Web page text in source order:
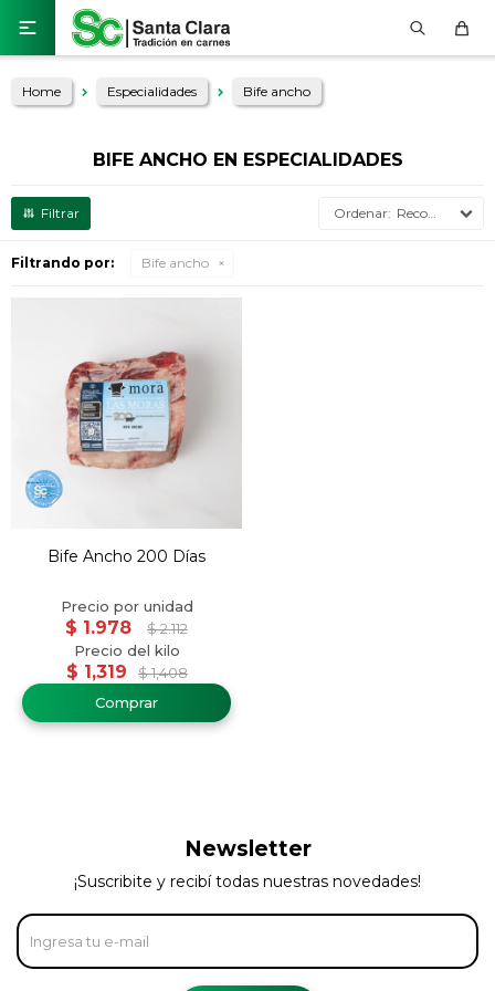

Home Especialidades Bife ancho
BIFE ANCHO EN ESPECIALIDADES
Recomendados
Filtrando por: Bife ancho
Bife Ancho 200 Días
$ 1,319 $ 1,408
$ 1.978 $ 2.112
Newsletter
¡Suscribite y recibí todas nuestras novedades!